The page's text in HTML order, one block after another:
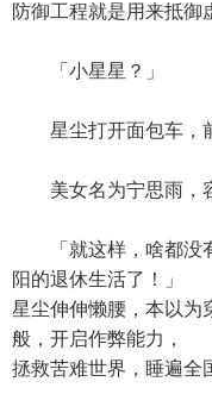
防御工程就是用来抵御
「小星星？」
星尘打开面包车，前
美女名为宁思雨，容
「就这样，啥都没有
阳的退休生活了！」
星尘伸伸懒腰，本以为
般，开启作弊能力，
拯救苦难世界，睡遍全